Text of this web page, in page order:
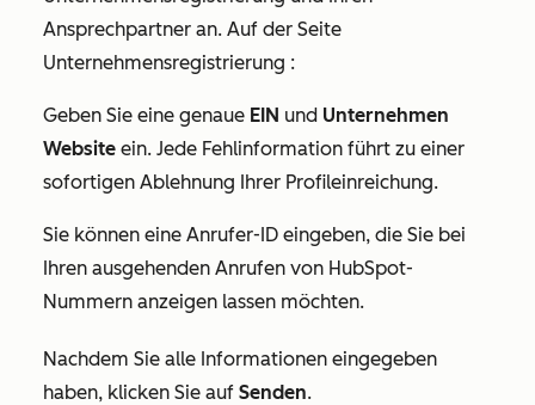
Ansprechpartner an. Auf der Seite
Unternehmensregistrierung :
Geben Sie eine genaue EIN und Unternehmen
Website ein. Jede Fehlinformation führt zu einer
sofortigen Ablehnung Ihrer Profileinreichung.
Sie können eine Anrufer-ID eingeben, die Sie bei
Ihren ausgehenden Anrufen von HubSpot-
Nummern anzeigen lassen möchten.
Nachdem Sie alle Informationen eingegeben
haben, klicken Sie auf Senden.